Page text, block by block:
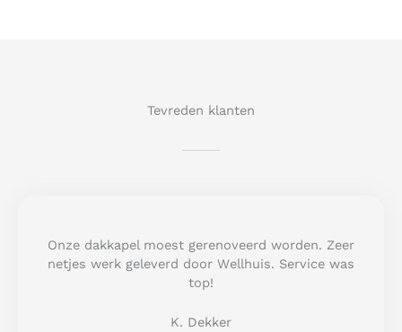
Tevreden klanten
Onze dakkapel moest gerenoveerd worden. Zeer
netjes werk geleverd door Wellhuis. Service was
top!
K. Dekker